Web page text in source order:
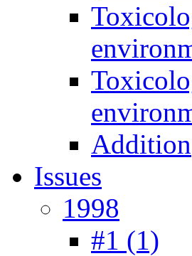
Addition
Issues
1998
#1 (1)